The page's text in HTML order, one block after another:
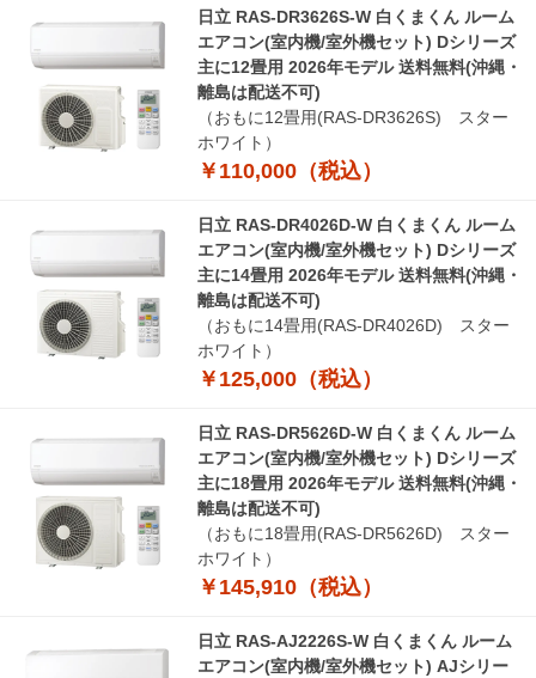
日立 RAS-DR3626S-W 白くまくん ルーム
エアコン(室内機/室外機セット) Dシリーズ
主に12畳用 2026年モデル 送料無料(沖縄・
離島は配送不可)
（おもに12畳用(RAS-DR3626S) スター
ホワイト）
￥110,000（税込）
日立 RAS-DR4026D-W 白くまくん ルーム
エアコン(室内機/室外機セット) Dシリーズ
主に14畳用 2026年モデル 送料無料(沖縄・
離島は配送不可)
（おもに14畳用(RAS-DR4026D) スター
ホワイト）
￥125,000（税込）
日立 RAS-DR5626D-W 白くまくん ルーム
エアコン(室内機/室外機セット) Dシリーズ
主に18畳用 2026年モデル 送料無料(沖縄・
離島は配送不可)
（おもに18畳用(RAS-DR5626D) スター
ホワイト）
￥145,910（税込）
日立 RAS-AJ2226S-W 白くまくん ルーム
エアコン(室内機/室外機セット) AJシリー